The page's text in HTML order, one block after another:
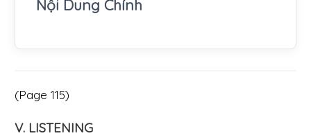
Nội Dung Chính
(Page 115)
V. LISTENING